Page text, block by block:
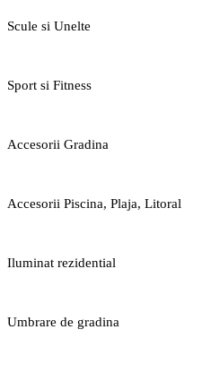
Scule si Unelte
Sport si Fitness
Accesorii Gradina
Accesorii Piscina, Plaja, Litoral
Iluminat rezidential
Umbrare de gradina